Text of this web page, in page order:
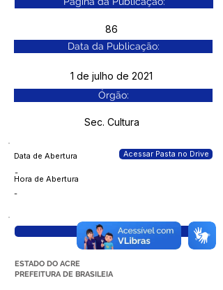
86
Data da Publicação:
1 de julho de 2021
Órgão:
Sec. Cultura
Data de Abertura
-
Hora de Abertura
-
Acessar Pasta no Drive
Visualizar
ESTADO DO ACRE
PREFEITURA DE BRASILEIA